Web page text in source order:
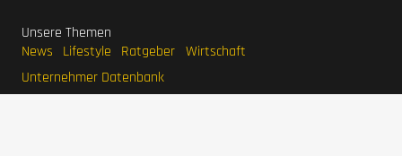
Unsere Themen
News
Lifestyle Ratgeber Wirtschaft
Unternehmer Datenbank